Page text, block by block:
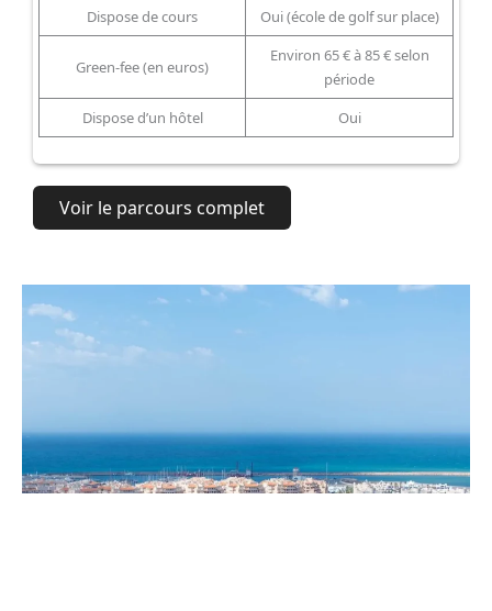
Dispose de cours
Oui (école de golf sur place)
Green-fee (en euros)
Environ 65 € à 85 € selon
période
Dispose d’un hôtel
Oui
Voir le parcours complet